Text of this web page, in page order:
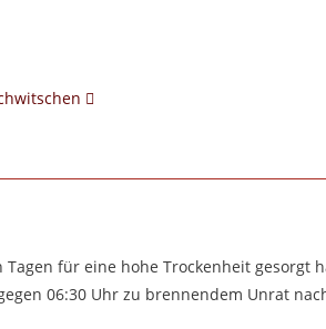
für eine hohe Trockenheit gesorgt
06:30 Uhr zu brennendem Unrat